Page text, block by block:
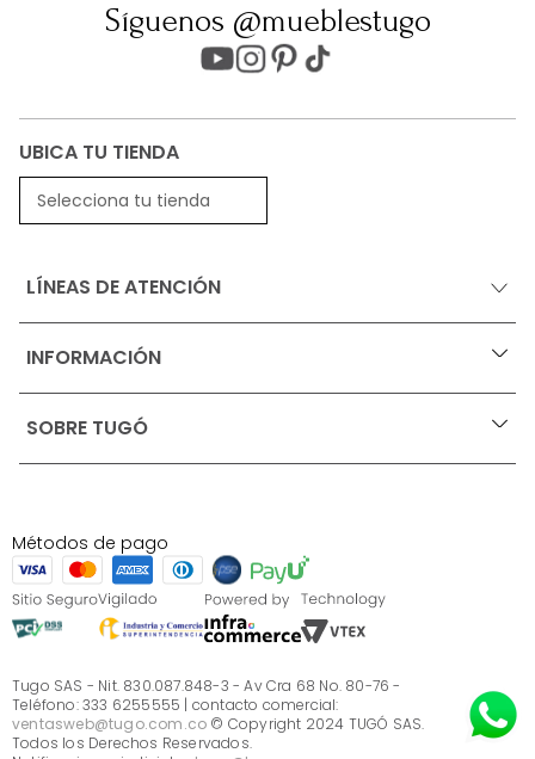
Síguenos @mueblestugo
UBICA TU TIENDA
Selecciona tu tienda
LÍNEAS DE ATENCIÓN
INFORMACIÓN +
Ofertas vigentes
Términos, condiciones y restricciones para productos
S.A.S
Términos, condiciones y restricciones Tugó S.A.S
Instructivo cuidado de muebles
Sé parte de Tugó
¿Quiénes somos?
Servicio al cliente
SOBRE TUGÓ +
¿Quieres vender en Tugó?
Métodos de pago
Tugo SAS - Nit. 830.087.848-3 - Av Cra 68 No. 80-76 -
Teléfono: 333 6255555 | contacto comercial:
ventasweb@tugo.com.co © Copyright 2024 TUGÓ SAS.
Todos los Derechos Reservados.